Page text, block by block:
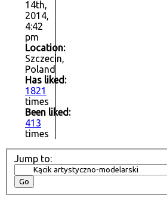
14th,
2014,
4:42
pm
Location:
Szczecin,
Poland
Has liked:
1821
times
Been liked:
413
times
Jump to: